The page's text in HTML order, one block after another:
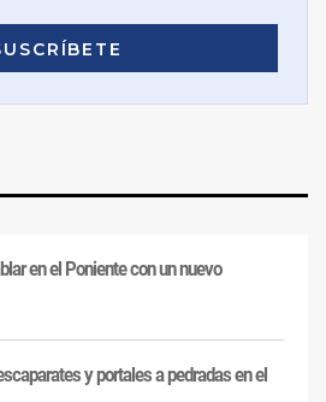
en el Poniente con un nuevo
y portales a pedradas en el